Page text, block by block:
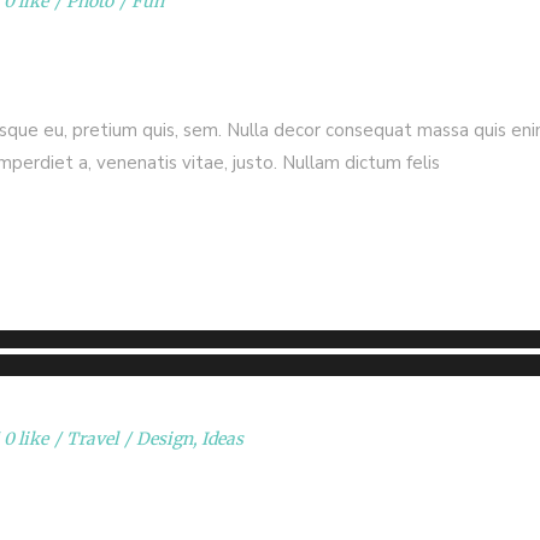
eu, pretium quis, sem. Nulla decor consequat massa quis
a, venenatis vitae, justo. Nullam dictum felis
0 like Travel Design, Ideas